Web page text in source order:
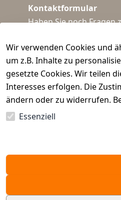
Wir verwenden Cookies und
um z.B. Inhalte zu
gesetzte Cookies. Wir teilen
Interesses erfolgen. Die
ändern oder zu widerrufen.
Essenziell
Kontaktformular
Haben Sie noch